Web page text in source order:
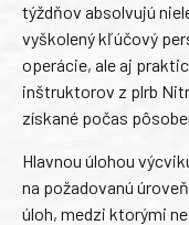
týždňov absolvujú
vyškolený kľúčový
operácie, ale aj
inštruktorov z plrb
získané počas
Hlavnou úlohou
na požadovanú
úloh, medzi ktorými